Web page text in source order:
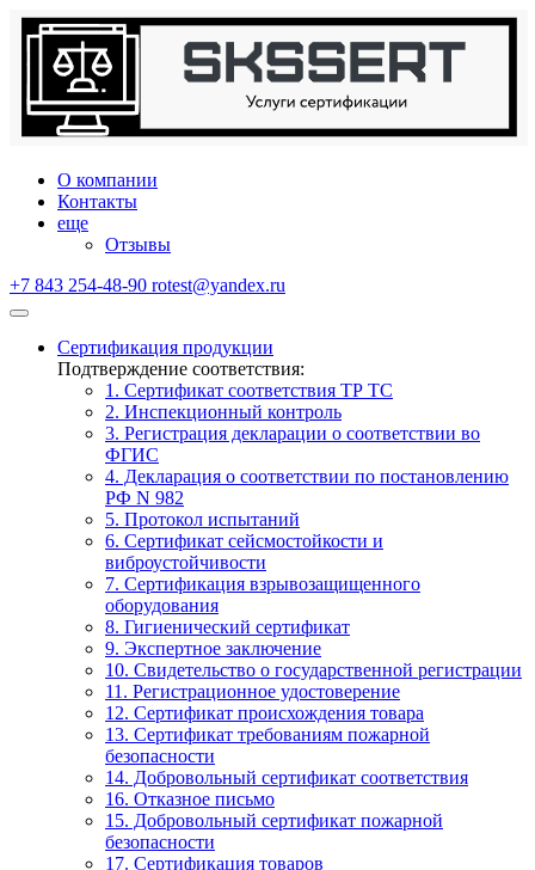
О компании
Контакты
еще
Отзывы
+7 843 254-48-90 rotest@yandex.ru
Сертификация продукции
Подтверждение соответствия:
1. Сертификат соответствия ТР ТС
2. Инспекционный контроль
3. Регистрация декларации о соответствии во
ФГИС
4. Декларация о соответствии по постановлению
РФ N 982
5. Протокол испытаний
6. Сертификат сейсмостойкости и
виброустойчивости
7. Сертификация взрывозащищенного
оборудования
8. Гигиенический сертификат
9. Экспертное заключение
10. Свидетельство о государственной регистрации
11. Регистрационное удостоверение
12. Сертификат происхождения товара
13. Сертификат требованиям пожарной
безопасности
14. Добровольный сертификат соответствия
16. Отказное письмо
15. Добровольный сертификат пожарной
безопасности
17. Сертификация товаров